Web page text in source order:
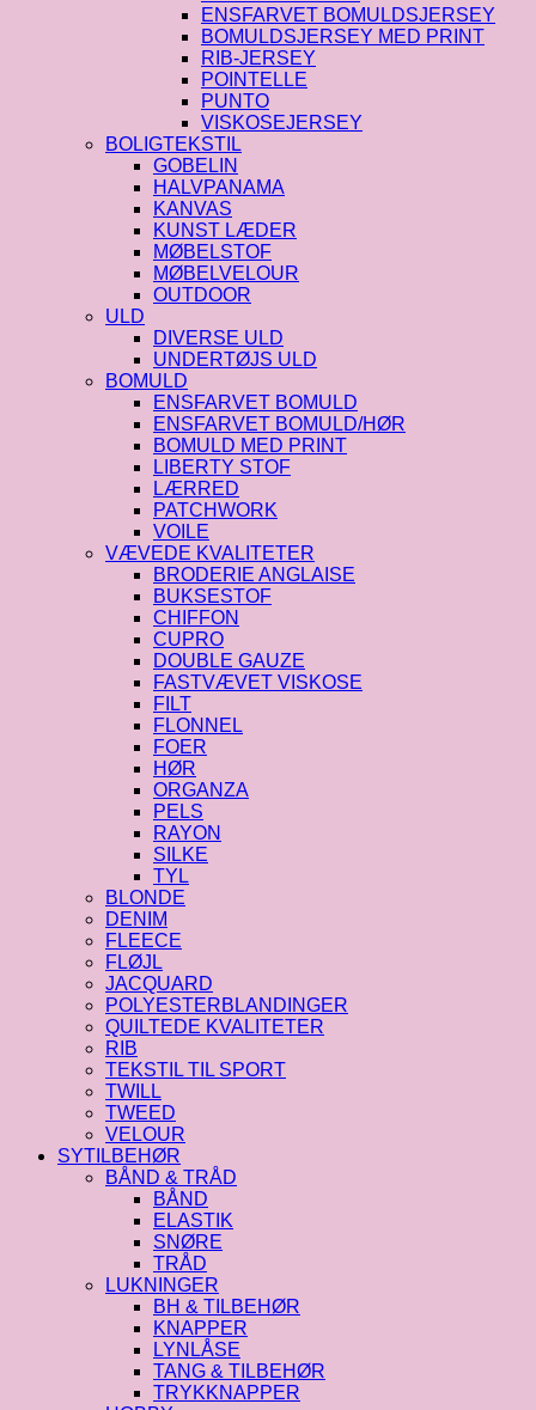
ENSFARVET BOMULDSJERSEY
BOMULDSJERSEY MED PRINT
RIB-JERSEY
POINTELLE
PUNTO
VISKOSEJERSEY
BOLIGTEKSTIL
GOBELIN
HALVPANAMA
KANVAS
KUNST LÆDER
MØBELSTOF
MØBELVELOUR
OUTDOOR
ULD
DIVERSE ULD
UNDERTØJS ULD
BOMULD
ENSFARVET BOMULD
ENSFARVET BOMULD/HØR
BOMULD MED PRINT
LIBERTY STOF
LÆRRED
PATCHWORK
VOILE
VÆVEDE KVALITETER
BRODERIE ANGLAISE
BUKSESTOF
CHIFFON
CUPRO
DOUBLE GAUZE
FASTVÆVET VISKOSE
FILT
FLONNEL
FOER
HØR
ORGANZA
PELS
RAYON
SILKE
TYL
BLONDE
DENIM
FLEECE
FLØJL
JACQUARD
POLYESTERBLANDINGER
QUILTEDE KVALITETER
RIB
TEKSTIL TIL SPORT
TWILL
TWEED
VELOUR
SYTILBEHØR
BÅND & TRÅD
BÅND
ELASTIK
SNØRE
TRÅD
LUKNINGER
BH & TILBEHØR
KNAPPER
LYNLÅSE
TANG & TILBEHØR
TRYKKNAPPER